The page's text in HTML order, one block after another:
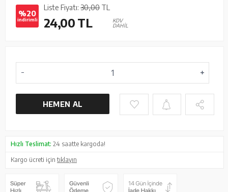
%20
indirimli
Liste Fiyatı: 30,00 TL
24,00TL
KDV
DAHİL
HEMEN AL
Hızlı Teslimat: 24 saatte kargoda!
Kargo ücreti içintıklayın